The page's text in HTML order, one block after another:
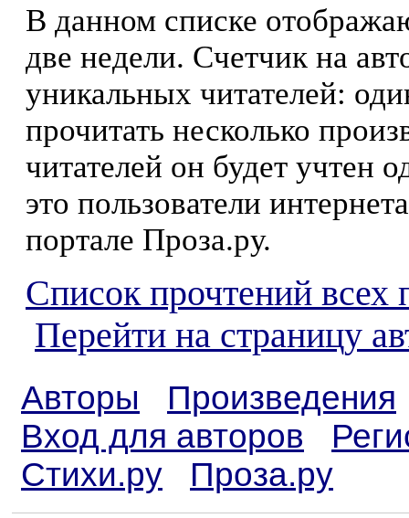
В данном списке
две недели. Счетчик на
уникальных читателей:
прочитать несколько
читателей он будет учтен
это пользователи
портале Проза.ру.
Список прочтений всех
Перейти на страницу
Авторы
Произведения
Вход для авторов
Стихи.ру
Проза.ру